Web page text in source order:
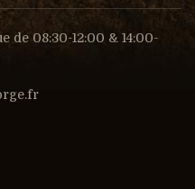
de 08:30-12:00 & 14:00-